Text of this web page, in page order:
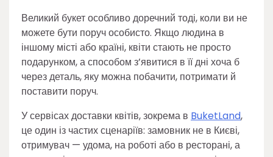
Великий букет особливо доречний тоді, коли ви не
можете бути поруч особисто. Якщо людина в
іншому місті або країні, квіти стають не просто
подарунком, а способом з’явитися в її дні хоча б
через деталь, яку можна побачити, потримати й
поставити поруч.
У сервісах доставки квітів, зокрема в BuketLand,
це один із частих сценаріїв: замовник не в Києві,
отримувач — удома, на роботі або в ресторані, а